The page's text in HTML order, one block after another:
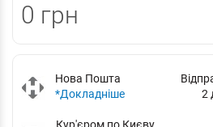
0 грн
Нова Пошта
*Докладніше
2